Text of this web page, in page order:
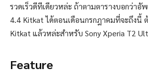
รวดเร็วดีทีเดียวหล่ะ ถ้าตามตารางบอกว่าอั
4.4 Kitkat ได้ตอนเดือนกรกฎาคมที่จะถึงนี้
Kitkat แล้วหล่ะสำหรับ Sony Xperia T2
Feature